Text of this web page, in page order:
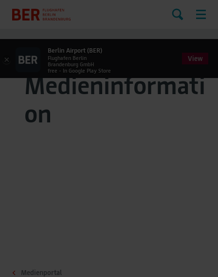
Medieninformati
on
Medienportal
×
Berlin Airport (BER)
Flughafen Berlin
Brandenburg GmbH
free - In Google Play Store
View